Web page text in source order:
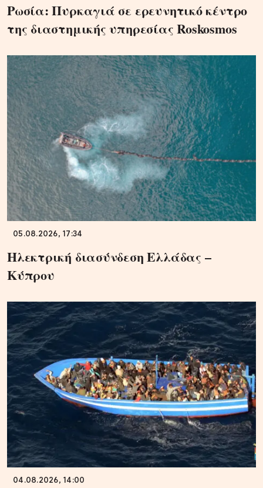
Ρωσία: Πυρκαγιά σε ερευνητικό κέντρο
της διαστημικής υπηρεσίας Roskosmos
05.08.2026, 17:34
Ηλεκτρική διασύνδεση Ελλάδας –
Κύπρου
04.08.2026, 14:00